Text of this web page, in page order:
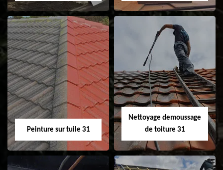
Nettoyage et
ravalement de
façade 31
Isolation toiture 31
Peinture sur tuile 31
Nettoyage demoussage
de toiture 31